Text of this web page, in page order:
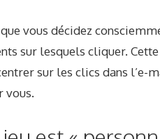
vous décidez
sur lesquels cliquer.
sur les clics dans
vous.